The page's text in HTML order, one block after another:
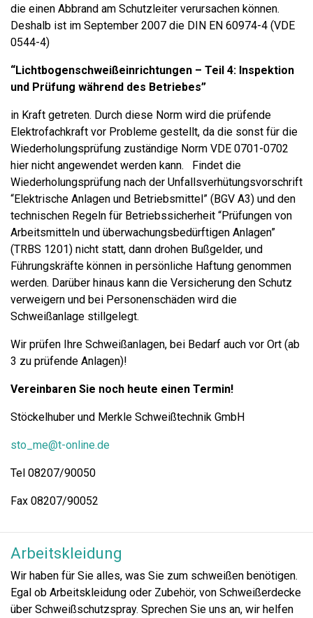
die einen Abbrand am Schutzleiter verursachen können.
Deshalb ist im September 2007 die DIN EN 60974-4 (VDE
0544-4)
“Lichtbogenschweißeinrichtungen – Teil 4: Inspektion
und Prüfung während des Betriebes”
in Kraft getreten. Durch diese Norm wird die prüfende
Elektrofachkraft vor Probleme gestellt, da die sonst für die
Wiederholungsprüfung zuständige Norm VDE 0701-0702
hier nicht angewendet werden kann. Findet die
Wiederholungsprüfung nach der Unfallsverhütungsvorschrift
“Elektrische Anlagen und Betriebsmittel” (BGV A3) und den
technischen Regeln für Betriebssicherheit “Prüfungen von
Arbeitsmitteln und überwachungsbedürftigen Anlagen”
(TRBS 1201) nicht statt, dann drohen Bußgelder, und
Führungskräfte können in persönliche Haftung genommen
werden. Darüber hinaus kann die Versicherung den Schutz
verweigern und bei Personenschäden wird die
Schweißanlage stillgelegt.
Wir prüfen Ihre Schweißanlagen, bei Bedarf auch vor Ort (ab
3 zu prüfende Anlagen)!
Vereinbaren Sie noch heute einen Termin!
Stöckelhuber und Merkle Schweißtechnik GmbH
sto_me@t-online.de
Tel 08207/90050
Fax 08207/90052
Arbeitskleidung
Wir haben für Sie alles, was Sie zum schweißen benötigen.
Egal ob Arbeitskleidung oder Zubehör, von Schweißerdecke
über Schweißschutzspray. Sprechen Sie uns an, wir helfen